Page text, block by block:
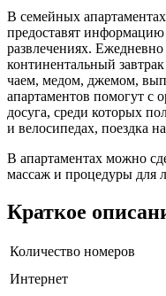
В семейных
предоставят информацию
развлечениях.
континентальный
чаем, медом, джемом,
апартаментов помогут с
досуга, среди которых
и велосипедах, поездка
В апартаментах можно
массаж и процедуры для
Краткое
Количество номеров
Интернет